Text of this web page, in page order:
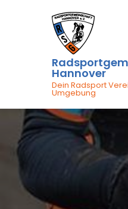
Hannover
Dein Radsport
Umgebung